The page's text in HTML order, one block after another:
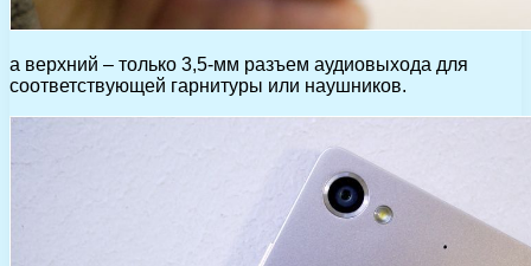
а верхний – только 3,5-мм разъем аудиовыхода для
соответствующей гарнитуры или наушников.